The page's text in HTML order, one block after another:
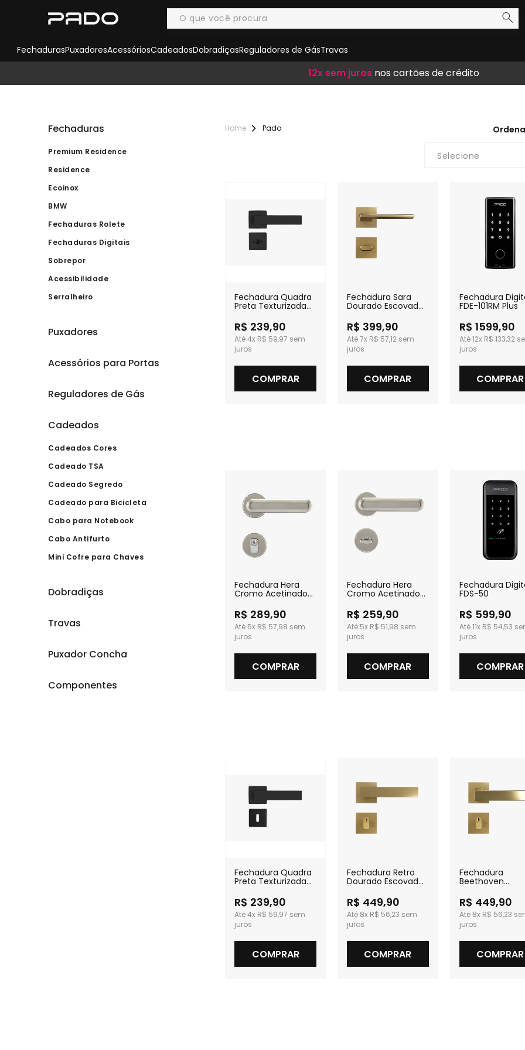
FechadurasPuxadoresAcessóriosCadeadosDobradiçasReguladores de GásTravas
Frete Grátisem compras acima de R$ 300,00
12x sem juros nos cartões de crédito
10% de descontono boleto
Fechaduras
Premium Residence
Residence
Ecoinox
BMW
Fechaduras Rolete
Fechaduras Digitais
Sobrepor
Acessibilidade
Serralheiro
Puxadores
Acessórios para Portas
Reguladores de Gás
Cadeados
Cadeados Cores
Cadeado TSA
Cadeado Segredo
Cadeado para Bicicleta
Cabo para Notebook
Cabo Antifurto
Mini Cofre para Chaves
Dobradiças
Travas
Puxador Concha
Componentes
Pado
Selecione
Fechadura Quadra
Preta Texturizada
R$ 239,90
4x R$ 59,97
COMPRAR
Fechadura Sara
Dourado Escovado
R$ 399,90
7x R$ 57,12
COMPRAR
Fechadura
FDE-101RM Plus
R$ 1599,90
12x R$ 133,32
COMPRAR
Fechadura Hera
Cromo Acetinado
R$ 289,90
5x R$ 57,98
COMPRAR
Fechadura Hera
Cromo Acetinado
R$ 259,90
5x R$ 51,98
COMPRAR
Fechadura
FDS-50
R$ 599,90
11x R$ 54,53
COMPRAR
Fechadura Quadra
Preta Texturizada
R$ 239,90
4x R$ 59,97
COMPRAR
Fechadura Retro
Dourado Escovado
R$ 449,90
8x R$ 56,23
COMPRAR
Fechadura
Beethoven
Externa
R$ 449,90
8x R$ 56,23
COMPRAR